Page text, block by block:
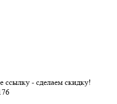
- сделаем скидку!